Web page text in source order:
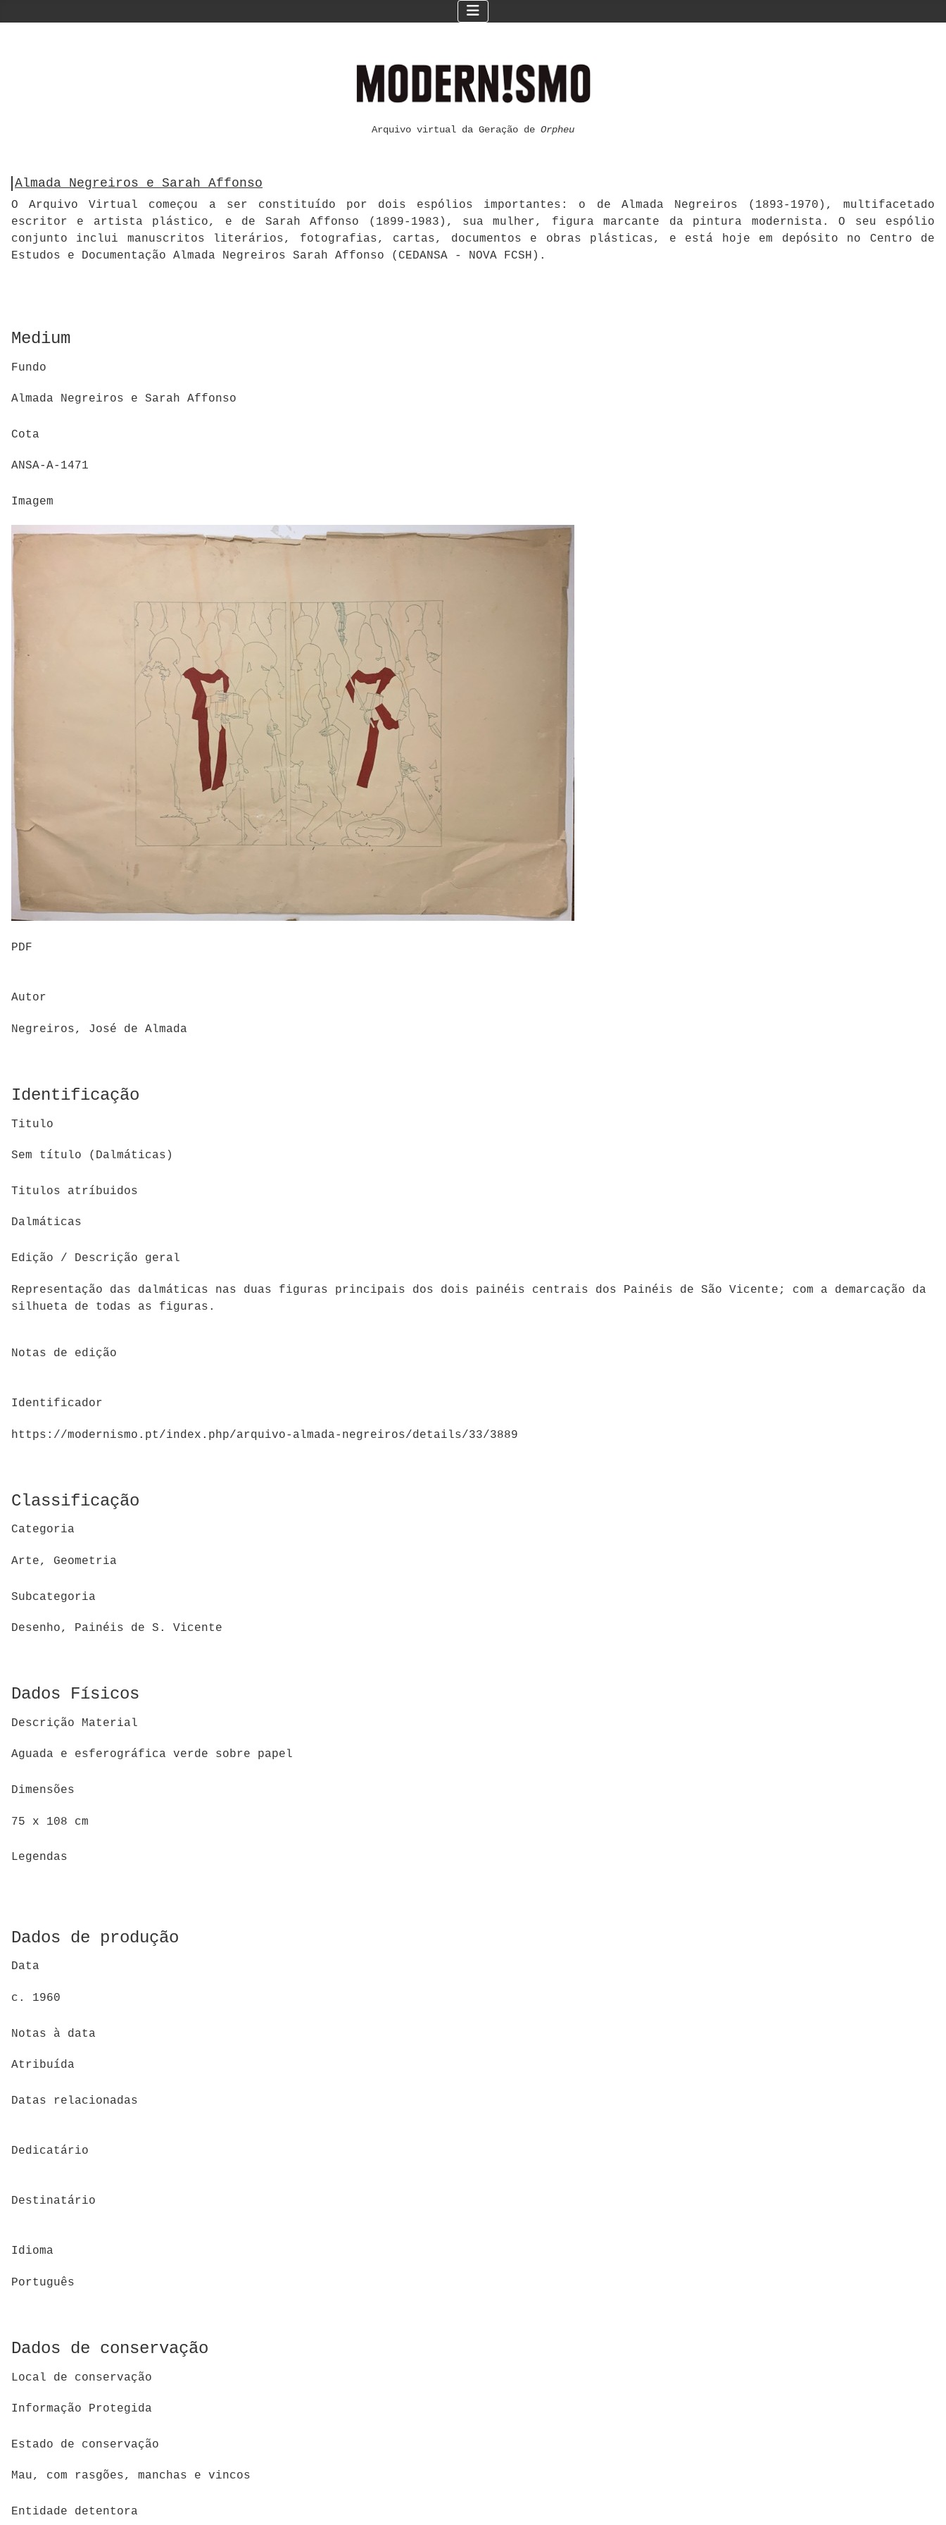
Arquivo virtual da Geração de Orpheu
Almada Negreiros e Sarah Affonso
O Arquivo Virtual começou a ser constituído por dois espólios importantes: o de Almada Negreiros (1893-1970), multifacetado
escritor e artista plástico, e de Sarah Affonso (1899-1983), sua mulher, figura marcante da pintura modernista. O seu espólio
conjunto inclui manuscritos literários, fotografias, cartas, documentos e obras plásticas, e está hoje em depósito no Centro de
Estudos e Documentação Almada Negreiros Sarah Affonso (CEDANSA - NOVA FCSH).
Medium
Fundo
Almada Negreiros e Sarah Affonso
Cota
ANSA-A-1471
Imagem
PDF
Autor
Negreiros, José de Almada
Identificação
Titulo
Sem título (Dalmáticas)
Titulos atríbuidos
Dalmáticas
Edição / Descrição geral
Representação das dalmáticas nas duas figuras principais dos dois painéis centrais dos Painéis de São Vicente; com a demarcação da
silhueta de todas as figuras.
Notas de edição
Identificador
https://modernismo.pt/index.php/arquivo-almada-negreiros/details/33/3889
Classificação
Categoria
Arte, Geometria
Subcategoria
Desenho, Painéis de S. Vicente
Dados Físicos
Descrição Material
Aguada e esferográfica verde sobre papel
Dimensões
75 x 108 cm
Legendas
Dados de produção
Data
c. 1960
Notas à data
Atribuída
Datas relacionadas
Dedicatário
Destinatário
Idioma
Português
Dados de conservação
Local de conservação
Informação Protegida
Estado de conservação
Mau, com rasgões, manchas e vincos
Entidade detentora